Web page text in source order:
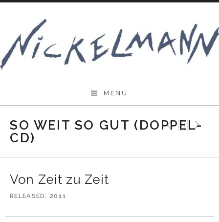
content
Nickelmann.de
MENU
SO WEIT SO GUT (DOPPEL-
CD)
Von Zeit zu Zeit
RELEASED 2011